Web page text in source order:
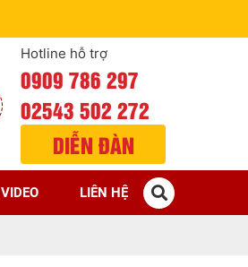
Hotline hỗ trợ
0909 786 297
02543 502 272
DIỄN ĐÀN
VIDEO LIÊN HỆ